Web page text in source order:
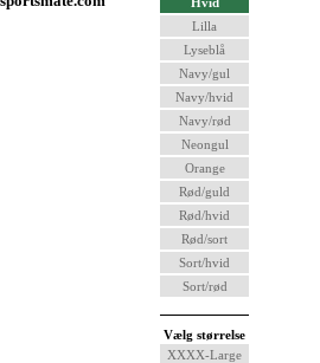
Lilla
Lyseblå
Navy/gul
Navy/hvid
Navy/rød
Neongul
Orange
Rød/guld
Rød/hvid
Rød/sort
Sort/hvid
Sort/rød
Vælg størrelse
XXXX-Large